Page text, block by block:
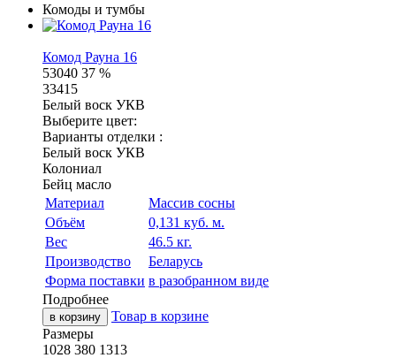
Комоды и тумбы
Комод Рауна 16
53040 37 %
33415
Белый воск УКВ
Выберите цвет:
Варианты отделки :
Белый воск УКВ
Колониал
Бейц масло
Материал
Массив сосны
Объём
0,131 куб. м.
Вес
46.5 кг.
Производство
Беларусь
Форма поставки в разобранном виде
Подробнее
в корзину
Товар в корзине
Размеры
1028 380 1313